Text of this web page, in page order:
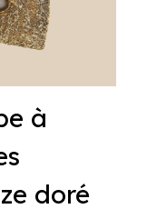
à
doré